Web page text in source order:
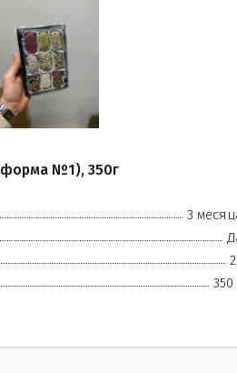
№1), 350г
3
350